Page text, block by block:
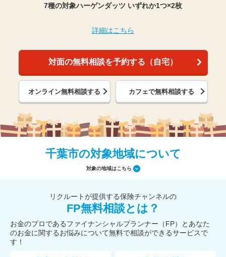
7種の対象ハーゲンダッツ いずれか1つ×2枚
詳細はこちら
対面の無料相談を予約する（自宅）
オンライン無料相談する カフェで無料相談する
千葉市の対象地域について
対象の地域はこちら
リクルートが提供する保険チャンネルの
FP無料相談とは？
お金のプロであるファイナンシャルプランナー（FP）とあなた
のお金に関するお悩みについて無料で相談ができるサービスで
す！